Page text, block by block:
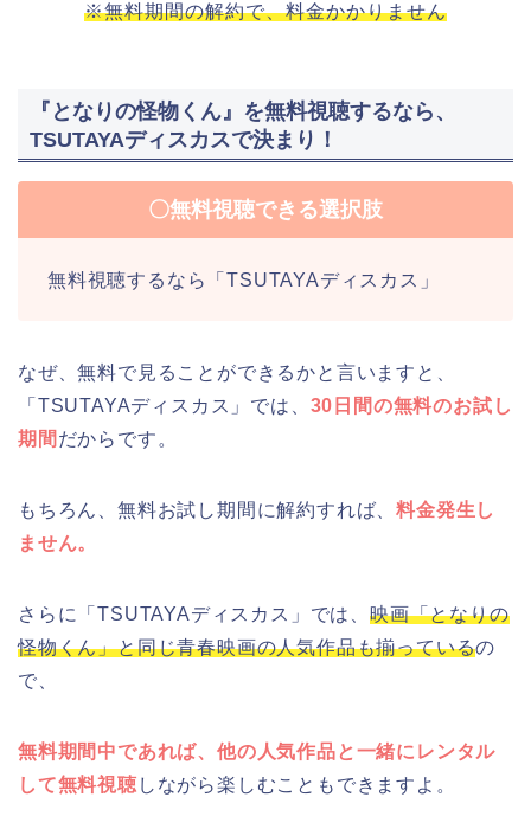
※無料期間の解約で、料金かかりません
『となりの怪物くん』を無料視聴するなら、
TSUTAYAディスカスで決まり！
〇無料視聴できる選択肢
無料視聴するなら「TSUTAYAディスカス」
なぜ、無料で見ることができるかと言いますと、
「TSUTAYAディスカス」では、 30日間の無料のお試し
期間 だからです。
もちろん、無料お試し期間に解約すれば、料金発生し
ません。
さらに「TSUTAYAディスカス」では、 映画「となりの
怪物くん」と同じ青春映画の人気作品も揃っているの
で、
無料期間中であれば、他の人気作品と一緒にレンタル
して無料視聴 しながら楽しむこともできますよ。